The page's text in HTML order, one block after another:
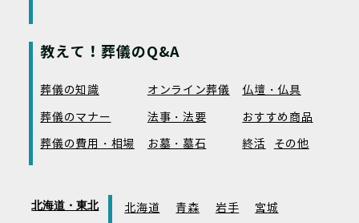
教えて！葬儀のQ&A
葬儀の知識 オンライン葬儀
仏壇・仏具
葬儀のマナー
法事・法要
おすすめ商品
葬儀の費用・相場
お墓・墓石 終活 その他
北海道・東北 北海道 青森 岩手
宮城